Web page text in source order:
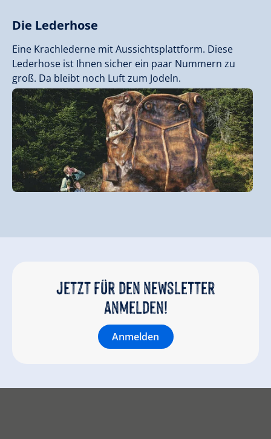
Die Lederhose
Eine Krachlederne mit Aussichtsplattform. Diese
Lederhose ist Ihnen sicher ein paar Nummern zu
groß. Da bleibt noch Luft zum Jodeln.
Jetzt für den newsletter
anmelden!
Anmelden